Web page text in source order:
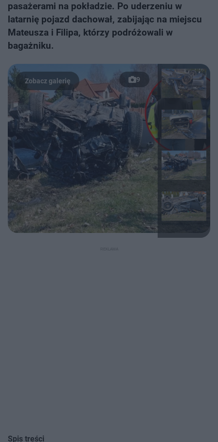
pasażerami na pokładzie. Po uderzeniu w
latarnię pojazd dachował, zabijając na miejscu
Mateusza i Filipa, którzy podróżowali w
bagażniku.
9
Spis treści